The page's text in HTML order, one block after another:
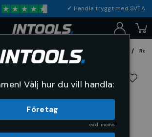
✓ Handla tryggt med
& Maskintillbehör Fil, Slip och Borstar
Välj hur du vill handla:
Företag
exkl. moms